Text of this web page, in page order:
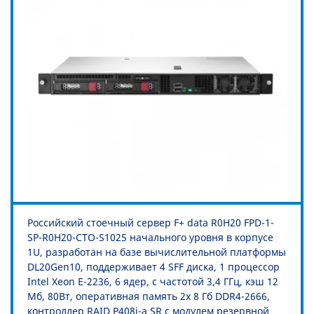
Российский стоечный сервер F+ data R0H20 FPD-1-
SP-R0H20-CTO-S1025 начального уровня в корпусе
1U, разработан на базе вычислительной платформы
DL20Gen10, поддерживает 4 SFF диска, 1 процессор
Intel Xeon E-2236, 6 ядер, с частотой 3,4 ГГц, кэш 12
Мб, 80Вт, оперативная память 2x 8 Гб DDR4-2666,
контроллер RAID P408i-a SR с модулем резервной